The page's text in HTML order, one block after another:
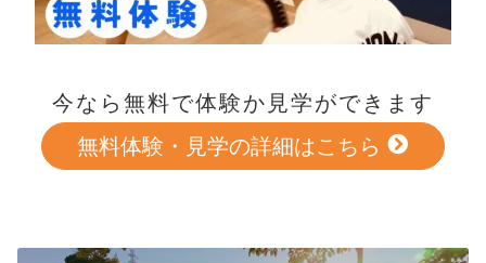
今なら無料で体験か見学ができます
無料体験・見学の詳細はこちら